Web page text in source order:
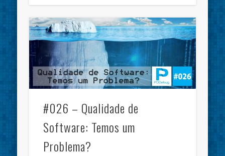
#026 – Qualidade de
Software: Temos um
Problema?